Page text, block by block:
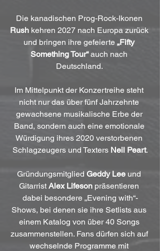
Die kanadischen Prog-Rock-Ikonen
Rush kehren 2027 nach Europa zurück
und bringen ihre gefeierte „Fifty
Something Tour“ auch nach
Deutschland.
Im Mittelpunkt der Konzertreihe steht
nicht nur das über fünf Jahrzehnte
gewachsene musikalische Erbe der
Band, sondern auch eine emotionale
Würdigung ihres 2020 verstorbenen
Schlagzeugers und Texters Neil Peart.
Gründungsmitglied Geddy Lee und
Gitarrist Alex Lifeson präsentieren
dabei besondere „Evening with“-
Shows, bei denen sie ihre Setlists aus
einem Katalog von über 40 Songs
zusammenstellen. Fans dürfen sich auf
wechselnde Programme mit